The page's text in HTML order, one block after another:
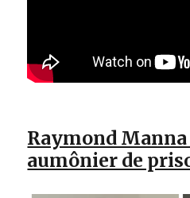
Raymond Manna
aumônier de